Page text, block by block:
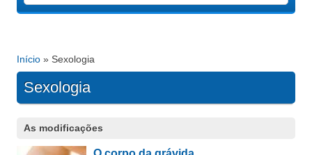
Está aqui
Início » Sexologia
Sexologia
As modificações